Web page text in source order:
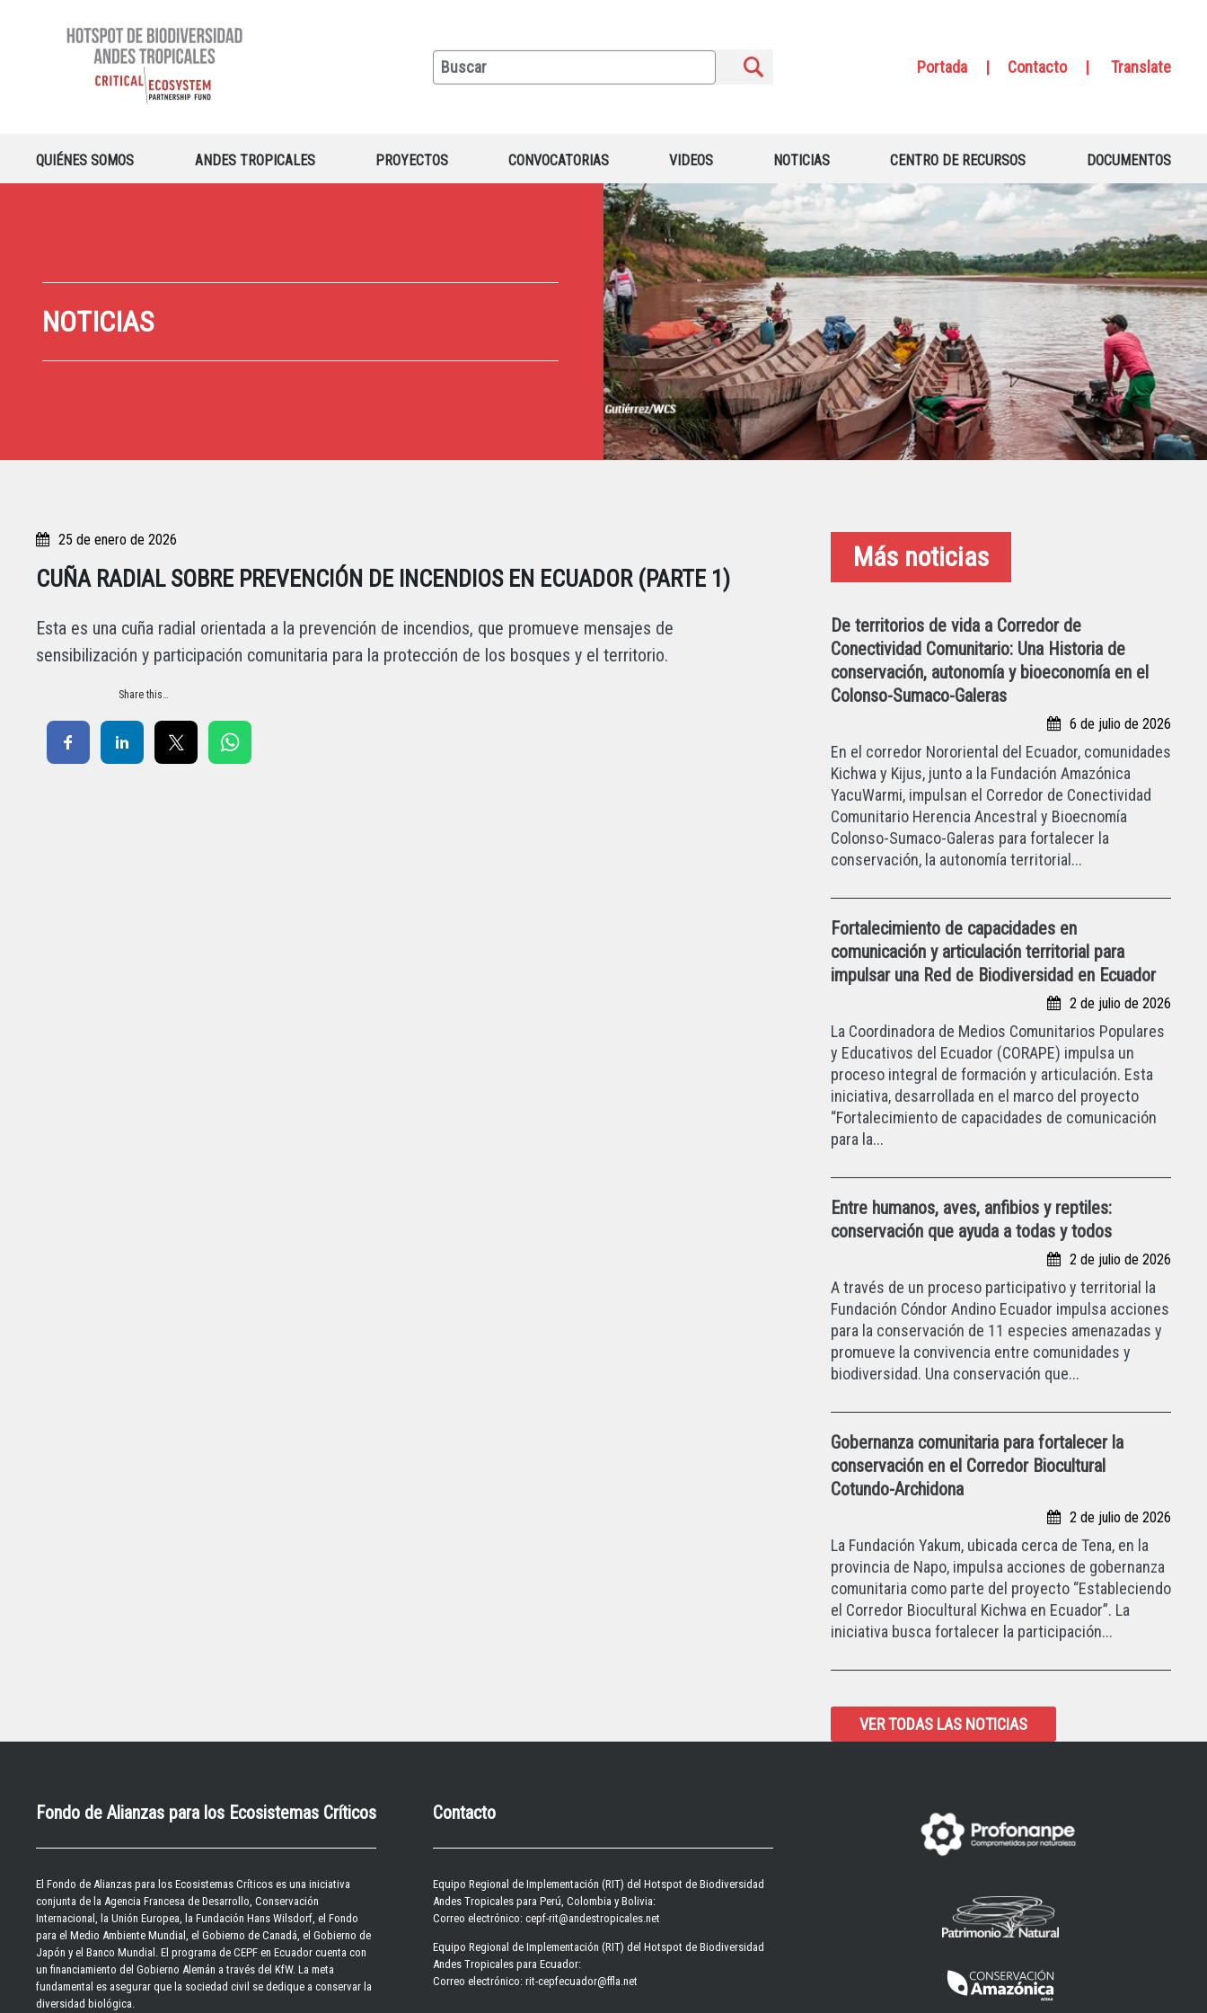
Portada| Contacto| Translate
QUIÉNES SOMOS ANDES TROPICALES PROYECTOS CONVOCATORIAS VIDEOS NOTICIAS CENTRO DE RECURSOS DOCUMENTOS
NOTICIAS
25 de enero de 2026
CUÑA RADIAL SOBRE PREVENCIÓN DE INCENDIOS EN ECUADOR (PARTE 1)
Esta es una cuña radial orientada a la prevención de incendios, que promueve mensajes de
sensibilización y participación comunitaria para la protección de los bosques y el territorio.
Share this…
Más noticias
De territorios de vida a Corredor de
Conectividad Comunitario: Una Historia de
conservación, autonomía y bioeconomía en el
Colonso-Sumaco-Galeras
6 de julio de 2026
En el corredor Nororiental del Ecuador, comunidades
Kichwa y Kijus, junto a la Fundación Amazónica
YacuWarmi, impulsan el Corredor de Conectividad
Comunitario Herencia Ancestral y Bioecnomía
Colonso-Sumaco-Galeras para fortalecer la
conservación, la autonomía territorial...
Fortalecimiento de capacidades en
comunicación y articulación territorial para
impulsar una Red de Biodiversidad en Ecuador
2 de julio de 2026
La Coordinadora de Medios Comunitarios Populares
y Educativos del Ecuador (CORAPE) impulsa un
proceso integral de formación y articulación. Esta
iniciativa, desarrollada en el marco del proyecto
“Fortalecimiento de capacidades de comunicación
para la...
Entre humanos, aves, anfibios y reptiles:
conservación que ayuda a todas y todos
2 de julio de 2026
A través de un proceso participativo y territorial la
Fundación Cóndor Andino Ecuador impulsa acciones
para la conservación de 11 especies amenazadas y
promueve la convivencia entre comunidades y
biodiversidad. Una conservación que...
Gobernanza comunitaria para fortalecer la
conservación en el Corredor Biocultural
Cotundo-Archidona
2 de julio de 2026
La Fundación Yakum, ubicada cerca de Tena, en la
provincia de Napo, impulsa acciones de gobernanza
comunitaria como parte del proyecto “Estableciendo
el Corredor Biocultural Kichwa en Ecuador”. La
iniciativa busca fortalecer la participación...
VER TODAS LAS NOTICIAS
Fondo de Alianzas para los Ecosistemas Críticos
ElFondo de Alianzas para los Ecosistemas Críticos es una iniciativa
conjunta de la Agencia Francesa de Desarrollo, Conservación
Internacional, la Unión Europea, la Fundación Hans Wilsdorf, el Fondo
para el Medio Ambiente Mundial, el Gobierno de Canadá, el Gobierno de
Japón y el Banco Mundial. El programa de CEPF en Ecuador cuenta con
un financiamiento del Gobierno Alemán a través del KfW. La meta
fundamental es asegurar que la sociedad civil se dedique a conservar la
diversidad biológica.
Contacto
Equipo Regional de Implementación (RIT) del Hotspot de Biodiversidad
Andes Tropicales para Perú, Colombia y Bolivia:
Correo electrónico: cepf-rit@andestropicales.net
Equipo Regional de Implementación (RIT) del Hotspot de Biodiversidad
Andes Tropicales para Ecuador:
Correo electrónico:rit-cepfecuador@ffla.net